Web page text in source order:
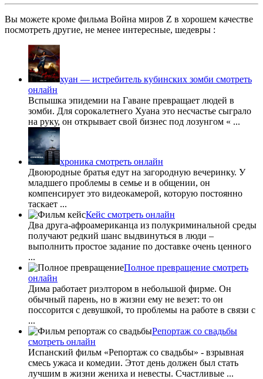
Вы можете кроме фильма Война миров Z в хорошем качестве
посмотреть другие, не менее интересные, шедевры :
хуан — истребитель кубинских зомби смотреть
онлайн
Вспышка эпидемии на Гаване превращает людей в
зомби. Для сорокалетнего Хуана это несчастье сыграло
на руку, он открывает свой бизнес под лозунгом « ...
хроника смотреть онлайн
Двоюродные братья едут на загородную вечеринку. У
младшего проблемы в семье и в общении, он
компенсирует это видеокамерой, которую постоянно
таскает ...
Кейс смотреть онлайн
Два друга-афроамериканца из полукриминальной среды
получают редкий шанс выдвинуться в люди –
выполнить простое задание по доставке очень ценного
...
Полное превращение смотреть
онлайн
Дима работает риэлтором в небольшой фирме. Он
обычный парень, но в жизни ему не везет: то он
поссорится с девушкой, то проблемы на работе в связи с
...
Репортаж со свадьбы
смотреть онлайн
Испанский фильм «Репортаж со свадьбы» - взрывная
смесь ужаса и комедии. Этот день должен был стать
лучшим в жизни жениха и невесты. Счастливые ...